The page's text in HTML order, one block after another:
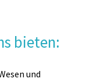
bieten:
und